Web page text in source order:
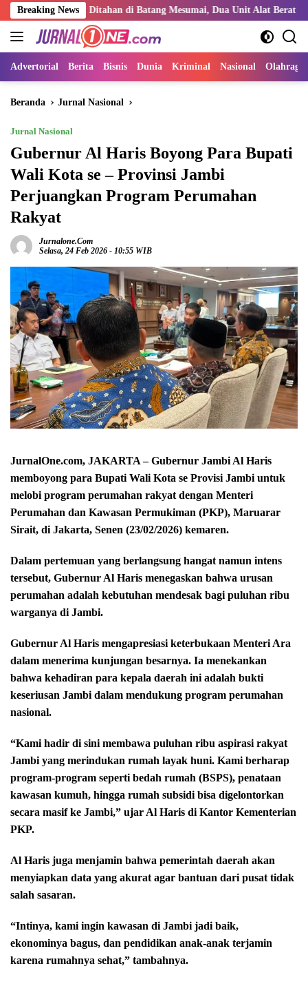
Langsung
ke
konten
Breaking News
Ditahan di Batang Mesumai, Dua Unit Alat Berat Kabarnya Milik
Advertorial Berita Bisnis Dunia Kriminal Nasional Olahraga
Beranda Jurnal Nasional
Jurnal Nasional
Gubernur Al Haris Boyong Para Bupati
Wali Kota se – Provinsi Jambi
Perjuangkan Program Perumahan
Rakyat
Jurnalone.com
Selasa, 24 Feb 2026 - 10:55 WIB
JurnalOne.com, JAKARTA – Gubernur Jambi Al Haris
memboyong para Bupati Wali Kota se Provisi Jambi untuk
melobi program perumahan rakyat dengan Menteri
Perumahan dan Kawasan Permukiman (PKP), Maruarar
Sirait, di Jakarta, Senen (23/02/2026) kemaren.
Dalam pertemuan yang berlangsung hangat namun intens
tersebut, Gubernur Al Haris menegaskan bahwa urusan
perumahan adalah kebutuhan mendesak bagi puluhan ribu
warganya di Jambi.
Gubernur Al Haris mengapresiasi keterbukaan Menteri Ara
dalam menerima kunjungan besarnya. Ia menekankan
bahwa kehadiran para kepala daerah ini adalah bukti
keseriusan Jambi dalam mendukung program perumahan
nasional.
“Kami hadir di sini membawa puluhan ribu aspirasi rakyat
Jambi yang merindukan rumah layak huni. Kami berharap
program-program seperti bedah rumah (BSPS), penataan
kawasan kumuh, hingga rumah subsidi bisa digelontorkan
secara masif ke Jambi,” ujar Al Haris di Kantor Kementerian
PKP.
Al Haris juga menjamin bahwa pemerintah daerah akan
menyiapkan data yang akurat agar bantuan dari pusat tidak
salah sasaran.
“Intinya, kami ingin kawasan di Jambi jadi baik,
ekonominya bagus, dan pendidikan anak-anak terjamin
karena rumahnya sehat,” tambahnya.